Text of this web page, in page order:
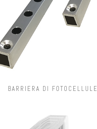
BARRIERA DI FOTOCELLULE